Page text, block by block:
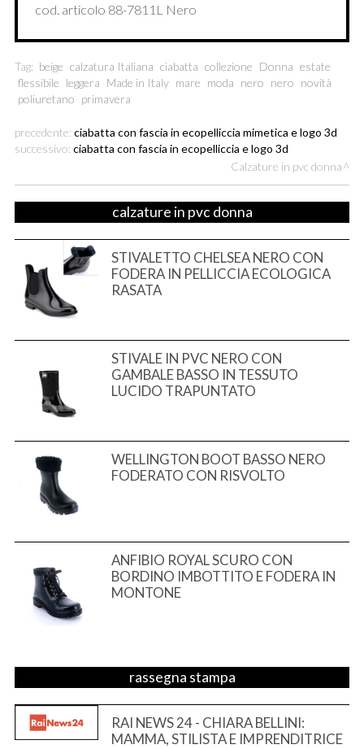
cod. articolo 88-7811L Nero
Tag: beige calzatura Italiana ciabatta collezione Donna estate
flessibile leggera Made in Italy mare moda nero nero novità
poliuretano primavera
precedente: ciabatta con fascia in ecopelliccia mimetica e logo 3d
successivo: ciabatta con fascia in ecopelliccia e logo 3d
Calzature in pvc donna
calzature in pvc donna
STIVALETTO CHELSEA NERO CON
FODERA IN PELLICCIA ECOLOGICA
RASATA
STIVALE IN PVC NERO CON
GAMBALE BASSO IN TESSUTO
LUCIDO TRAPUNTATO
WELLINGTON BOOT BASSO NERO
FODERATO CON RISVOLTO
ANFIBIO ROYAL SCURO CON
BORDINO IMBOTTITO E FODERA IN
MONTONE
rassegna stampa
RAI NEWS 24 - CHIARA BELLINI:
MAMMA, STILISTA E IMPRENDITRICE